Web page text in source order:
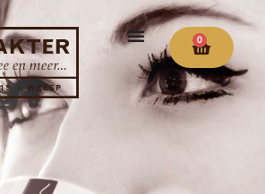
0